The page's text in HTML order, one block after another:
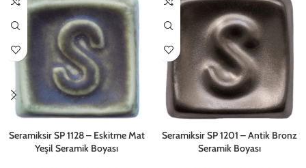
Seramiksir SP 1128 – Eskitme Mat
Yeşil Seramik Boyası
Seramiksir SP 1201 – Antik Bronz
Seramik Boyası